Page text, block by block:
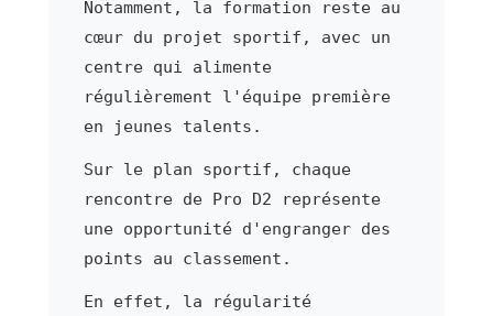
Notamment, la formation reste au
cœur du projet sportif, avec un
centre qui alimente
régulièrement l'équipe première
en jeunes talents.
Sur le plan sportif, chaque
rencontre de Pro D2 représente
une opportunité d'engranger des
points au classement.
En effet, la régularité